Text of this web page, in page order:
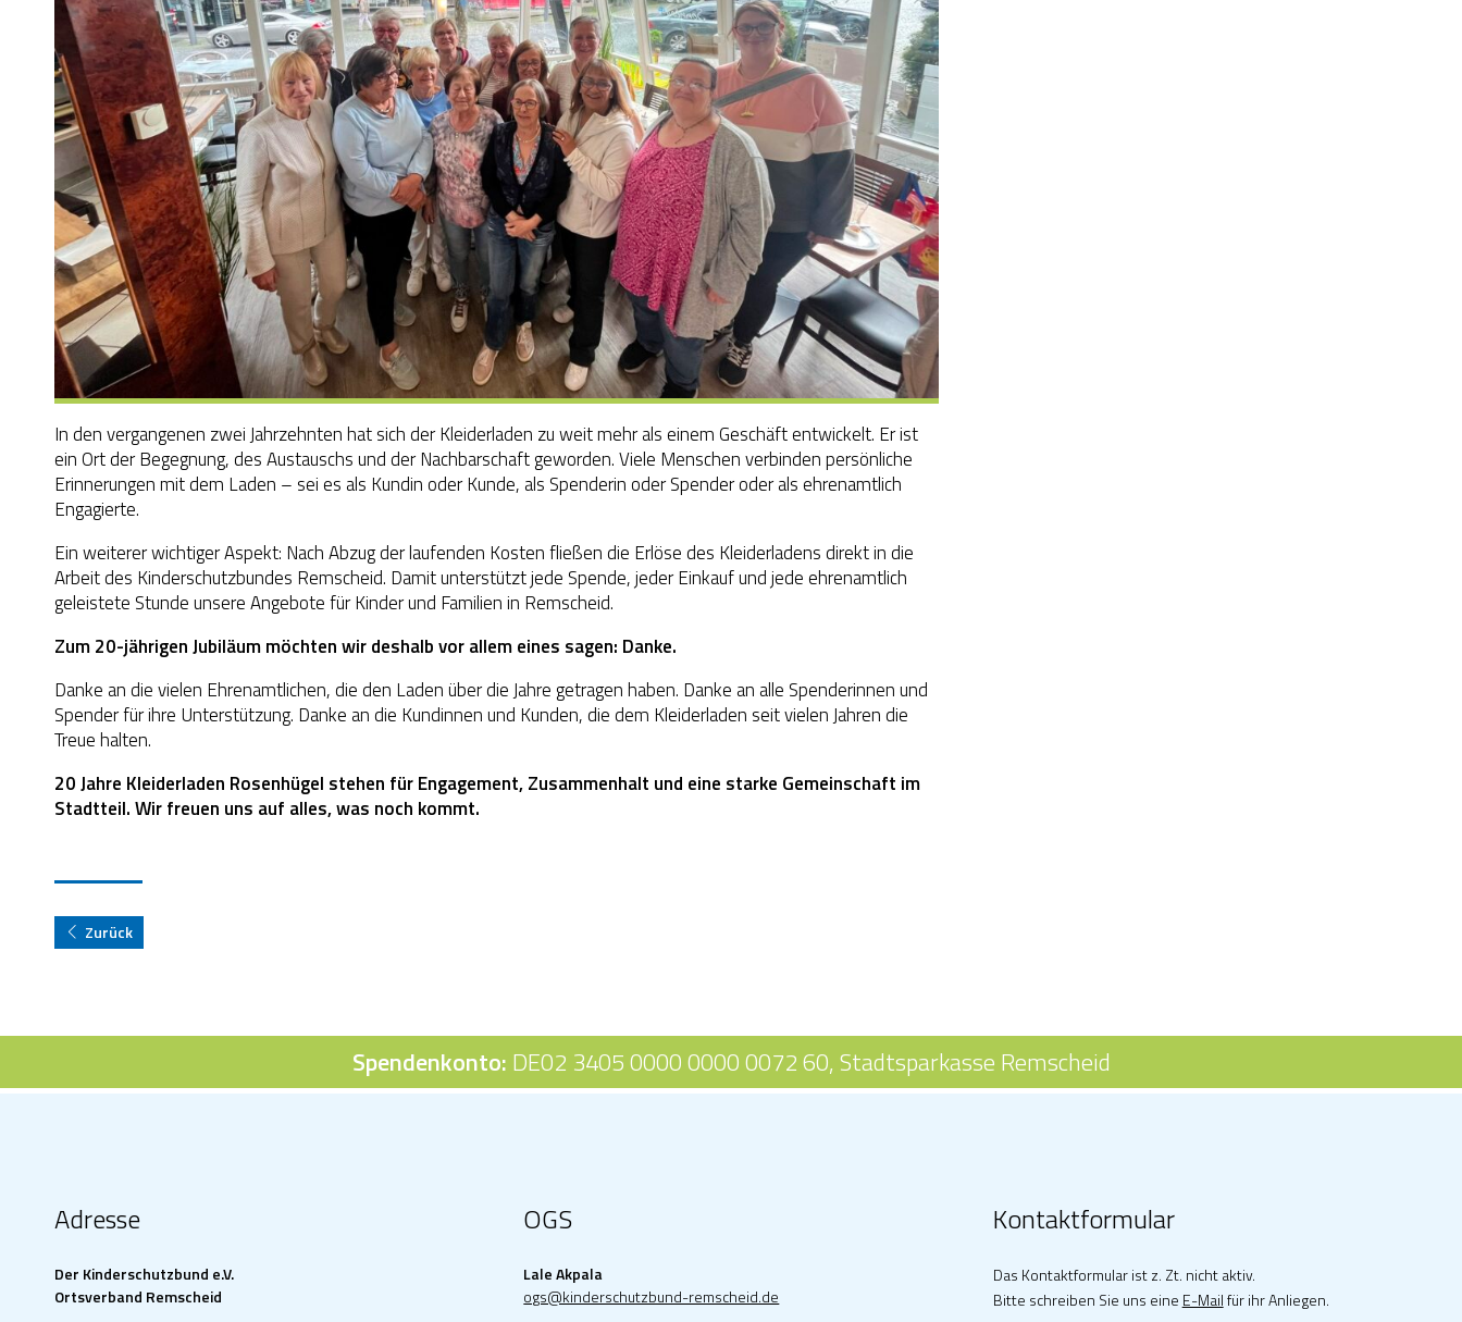
In den vergangenen zwei Jahrzehnten hat sich der Kleiderladen zu weit mehr als einem Geschäft entwickelt. Er ist
ein Ort der Begegnung, des Austauschs und der Nachbarschaft geworden. Viele Menschen verbinden persönliche
Erinnerungen mit dem Laden – sei es als Kundin oder Kunde, als Spenderin oder Spender oder als ehrenamtlich
Engagierte.
Ein weiterer wichtiger Aspekt: Nach Abzug der laufenden Kosten fließen die Erlöse des Kleiderladens direkt in die
Arbeit des Kinderschutzbundes Remscheid. Damit unterstützt jede Spende, jeder Einkauf und jede ehrenamtlich
geleistete Stunde unsere Angebote für Kinder und Familien in Remscheid.
Zum 20-jährigen Jubiläum möchten wir deshalb vor allem eines sagen: Danke.
Danke an die vielen Ehrenamtlichen, die den Laden über die Jahre getragen haben. Danke an alle Spenderinnen und
Spender für ihre Unterstützung. Danke an die Kundinnen und Kunden, die dem Kleiderladen seit vielen Jahren die
Treue halten.
20 Jahre Kleiderladen Rosenhügel stehen für Engagement, Zusammenhalt und eine starke Gemeinschaft im
Stadtteil. Wir freuen uns auf alles, was noch kommt.
Zurück
Spendenkonto: DE02 3405 0000 0000 0072 60,Stadtsparkasse Remscheid
Adresse
Der Kinderschutzbund e.V.
Ortsverband Remscheid
OGS
Lale Akpala
ogs@kinderschutzbund-remscheid.de
Kontaktformular
Das Kontaktformular ist z. Zt. nicht aktiv.
Bitte schreiben Sie uns eine E-Mailfür ihr Anliegen.